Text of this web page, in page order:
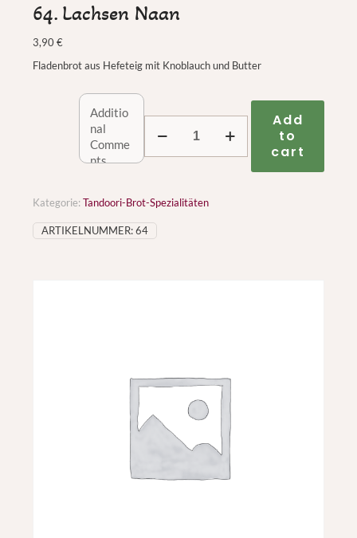
64. Lachsen Naan
3,90€
Fladenbrot aus Hefeteig mit Knoblauch und Butter
Lachsen
Add
to
cart
Kategorie:Tandoori-Brot-Spezialitäten
ARTIKELNUMMER:64